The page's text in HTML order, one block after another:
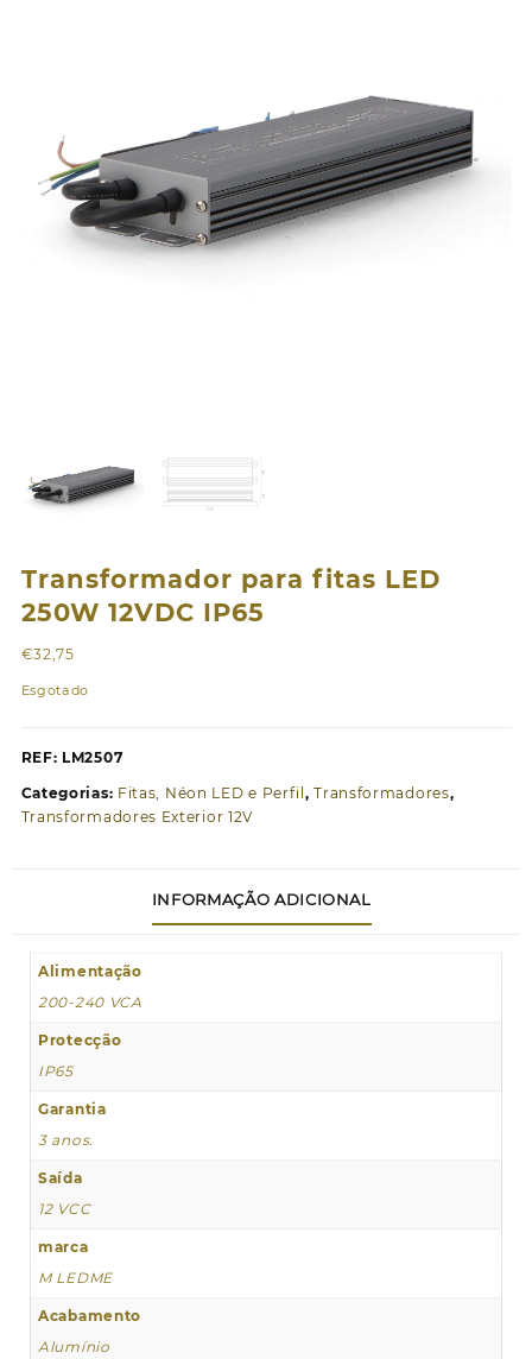
Transformador para fitas LED
250W 12VDC IP65
€32,75
Esgotado
REF: LM2507
Categorias: Fitas, Néon LED e Perfil ,Transformadores,
Transformadores Exterior 12V
INFORMAÇÃO ADICIONAL
Alimentação
200-240 VCA
Protecção
IP65
Garantia
3 anos.
Saída
12 VCC
marca
M LEDME
Acabamento
Alumínio